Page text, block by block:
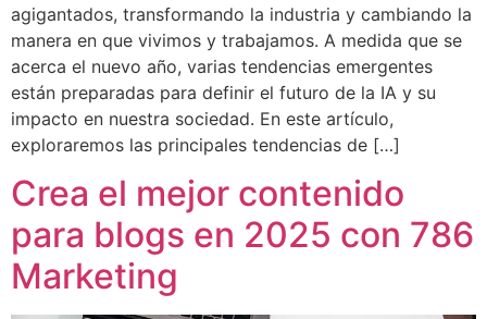
agigantados, transformando la industria y cambiando la
manera en que vivimos y trabajamos. A medida que se
acerca el nuevo año, varias tendencias emergentes
están preparadas para definir el futuro de la IA y su
impacto en nuestra sociedad. En este artículo,
exploraremos las principales tendencias de […]
Crea el mejor contenido
para blogs en 2025 con 786
Marketing